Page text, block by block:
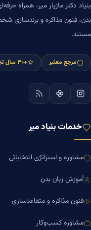
بنیاد دکتر مازیار میر، همراه
مستند.
مرجع معتبر +۳۰ سال تجربه
خدمات بنیاد میر
مشاوره و استراتژی انتخاباتی
آموزش زبان بدن
فنون مذاکره و متقاعدسازی
مشاوره کسب‌وکار